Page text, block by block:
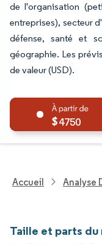
de l'organisation
entreprises), secteur
défense, santé et
géographie. Les
de valeur (USD).
4750
Accueil Analyse
Taille et parts